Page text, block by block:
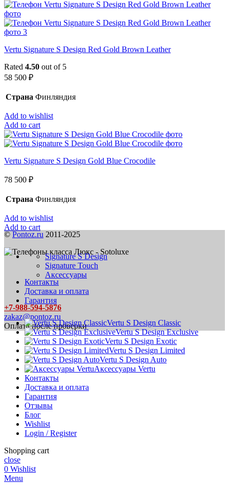
Vertu Signature S Design Red Gold Brown Leather
Rated 4.50 out of 5
58 500 ₽
Страна Финляндия
Add to wishlist
Add to cart
Vertu Signature S Design Gold Blue Crocodile
78 500 ₽
Страна Финляндия
Add to wishlist
Add to cart
© Pontoz.ru 2011-2025
Signature S Design
Signature Touch
Аксессуары
Контакты
Доставка и оплата
Гарантия
+7-988-594-5876
zakaz@pontoz.ru
Оплата после проверки
Vertu S Design Classic
Vertu S Design Exclusive
Vertu S Design Exotic
Vertu S Design Limited
Vertu S Design Auto
Аксессуары Vertu
Контакты
Доставка и оплата
Гарантия
Отзывы
Блог
Wishlist
Login / Register
Shopping cart
close
0 Wishlist
Menu